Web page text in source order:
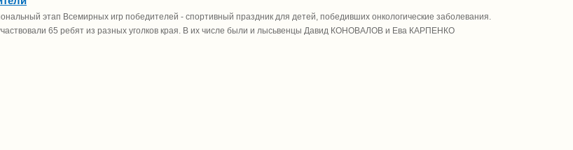
этап Всемирных игр победителей - спортивный праздник для детей, победивших онкологические заболевания.
65 ребят из разных уголков края. В их числе были и лысьвенцы Давид КОНОВАЛОВ и Ева КАРПЕНКО